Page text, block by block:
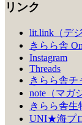
リンク
lit.link（デ
きらら舎
Instagram
Threads
きらら舎チ
note（マガ
きらら舎生
UNI★海プ